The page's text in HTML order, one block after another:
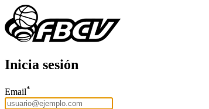
Inicia sesión
Email*